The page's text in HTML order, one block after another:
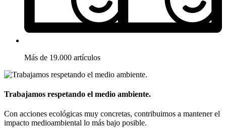
Más de 19.000 artículos
Trabajamos respetando el medio ambiente.
Con acciones ecológicas muy concretas, contribuimos a mantener el
impacto medioambiental lo más bajo posible.